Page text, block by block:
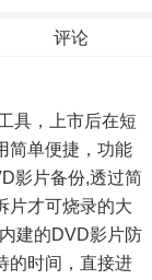
评论
具，上市后在短
简单便捷，功能
影片备份,透过简
片才可烧录的大
建的DVD影片防
的时间，直接进